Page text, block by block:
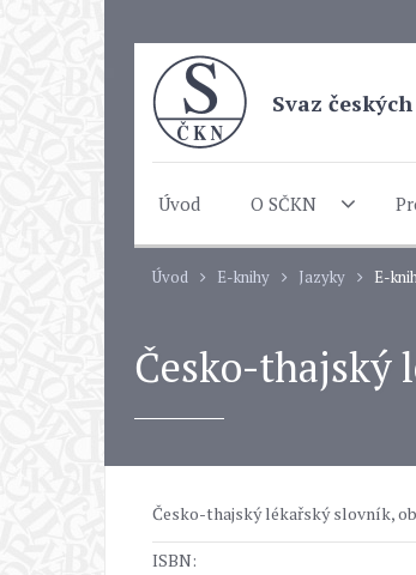
Svaz
Úvod O SČKN
Úvod E-knihy Jazyky E-
Česko-thajský
Česko-thajský lékařský slovník,
ISBN: